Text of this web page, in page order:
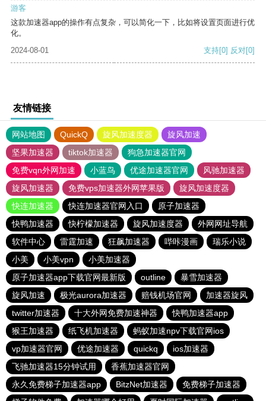
游客
这款加速器app的操作有点复杂，可以简化一下，比如将设置页面进行优
化。
2024-08-01
支持[0] 反对[0]
友情链接
网站地图 QuickQ 旋风加速度器
旋风加速
坚果加速器
tiktok加速器
狗急加速器官网
免费vqn外网加速
小蓝鸟 优途加速器官网
风驰加速器
旋风加速器
免费vps加速器外网苹果版
旋风加速度器
快连加速器
快连加速器官网入口
原子加速器
快鸭加速器
快柠檬加速器 旋风加速度器
外网网址导航
软件中心
雷霆加速 狂飙加速器 哔咔漫画
瑞乐小说
小美
小美vpn
小美加速器
原子加速器app下载官网最新版
outline
暴雪加速器
旋风加速
极光aurora加速器 赔钱机场官网
加速器旋风
twitter加速器
十大外网免费加速神器
快鸭加速器app
猴王加速器
纸飞机加速器
蚂蚁加速npv下载官网ios
vp加速器官网
优途加速器 quickq
ios加速器
飞驰加速器15分钟试用
香蕉加速器官网
永久免费梯子加速器app
BitzNet加速器
免费梯子加速器